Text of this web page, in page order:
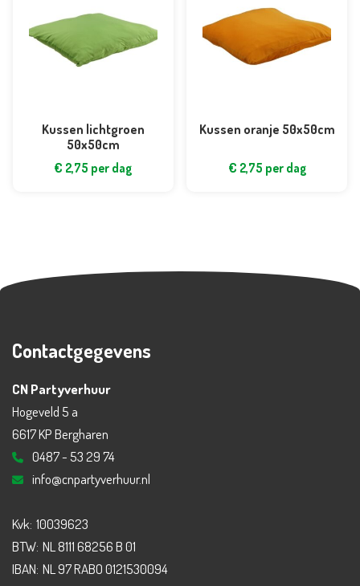
Kussen lichtgroen
50x50cm
€ 2,75 per dag
Kussen oranje 50x50cm
€ 2,75 per dag
Contactgegevens
CN Partyverhuur
Hogeveld 5 a
6617 KP Bergharen
0487 - 53 29 74
info@cnpartyverhuur.nl
Kvk: 10039623
BTW: NL 8111 68256 B 01
IBAN: NL 97 RABO 0121530094